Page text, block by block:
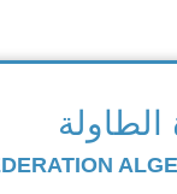
الطاولة